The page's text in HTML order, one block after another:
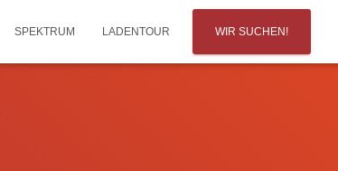
SPEKTRUM LADENTOUR WIR SUCHEN!